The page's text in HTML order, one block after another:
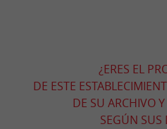
¿ERES EL
DE ESTE
DE SU ARCHIVO
SEGÚN SUS